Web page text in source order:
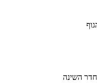
השינה